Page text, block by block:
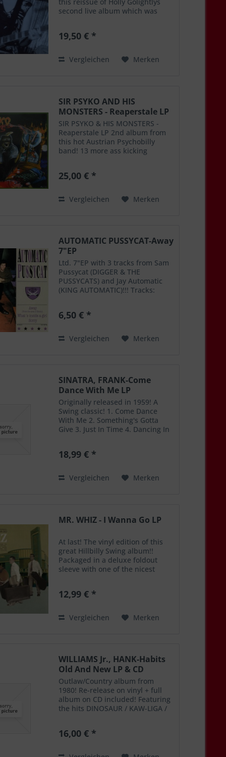
this reissue of Holly Golightlys
second live album which was
Record Industry label in the USA,
19,50 € *
Vergleichen Merken
SIR PSYKO AND HIS
MONSTERS - Reaperstale LP
SIR PSYKO & HIS MONSTERS -
Reaperstale LP 2nd album from
this hot Austrian Psychobilly
band! 13 more ass kicking
On the Road 2. King of the
Angel...
25,00 € *
Vergleichen Merken
AUTOMATIC PUSSYCAT-Away
7"EP
Ltd. 7"EP with 3 tracks from Sam
Pussycat (DIGGER & THE
PUSSYCATS) and Jay Automatic
(KING AUTOMATIC)!!! Tracks:
6,50 € *
Vergleichen Merken
SINATRA, FRANK-Come
Dance With Me LP
Originally released in 1959! A
Swing classic! 1. Come Dance
With Me 2. Something's Gotta
Give 3. Just In Time 4. Dancing In
7. Saturday Night (Is The
18,99 € *
Vergleichen Merken
MR. WHIZ - I Wanna Go LP
At last! The vinyl edition of this
great Hillbilly Swing album!!
Packaged in a deluxe foldout
sleeve with one of the nicest
more than the CD version!!! Track
12,99 € *
Vergleichen Merken
WILLIAMS Jr., HANK-Habits
Old And New LP & CD
Outlaw/Country album from
1980! Re-release on vinyl + full
album on CD included! Featuring
the hits DINOSAUR / KAW-LIGA /
16,00 € *